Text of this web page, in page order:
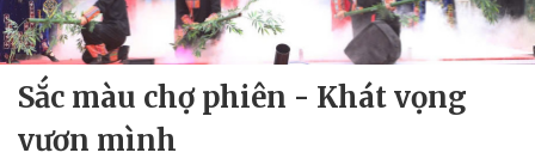
Sắc màu chợ phiên - Khát vọng
vươn mình